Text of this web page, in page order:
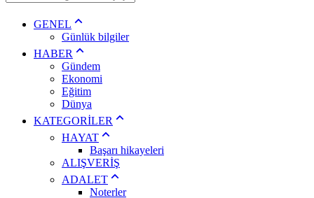
GENEL
Günlük bilgiler
HABER
Gündem
Ekonomi
Eğitim
Dünya
KATEGORİLER
HAYAT
Başarı hikayeleri
ALIŞVERİŞ
ADALET
Noterler